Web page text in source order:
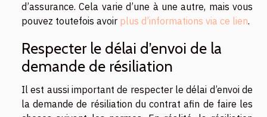
d’assurance. Cela varie d’une à une autre, mais vous
pouvez toutefois avoir plus d’informations via ce lien.
Respecter le délai d’envoi de la
demande de résiliation
Il est aussi important de respecter le délai d’envoi de
la demande de résiliation du contrat afin de faire les